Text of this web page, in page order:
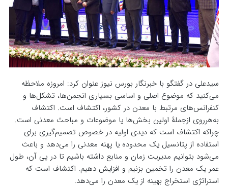
سیدعلی در گفتگو با خبرنگار بورس نیوز عنوان کرد: امروزه ملاحظه
می‌کنید که موضوع اصلی و اساسی بسیاری انجمن‌ها، تشکل‌ها و
کنفرانس‌های مرتبط با معدن در کشور، اکتشاف است‌. اکتشاف
به‌هرروی ازجملۀ اولین بخش‌ها یا موضوعات و مباحث معدنی است.
چراکه اکتشاف است که دیدی اولیه در خصوص تصمیم‌‌گیری برای
استفاده از پتانسیل یک محدوده یا پهنه معدنی را می‌دهد و باعث
می‌شود بتوانیم مدیریت زمان و منابع داشته باشیم تا در پی آن، طول
عمر یک معدن را تخمین بزنیم و افزایش دهیم. اکتشاف است که
استراتژی استخراج بهینه از یک معدن را می‌دهد.